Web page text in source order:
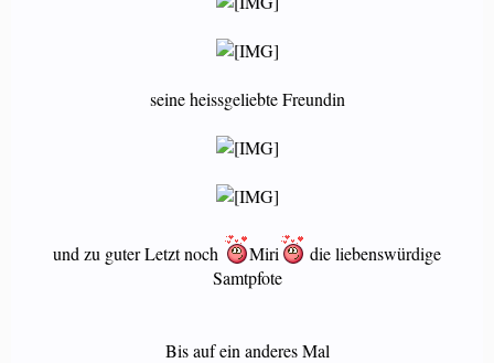
seine heissgeliebte Freundin
und zu guter Letzt noch Miri
die liebenswürdige
Samtpfote
Bis auf ein anderes Mal